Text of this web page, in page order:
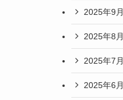
2025年9月
2025年8月
2025年7月
2025年6月